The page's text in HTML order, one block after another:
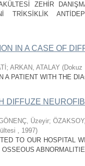
ZEHİR
IN A CASE OF
; ARKAN, ATALAY (
A PATIENT WITH THE
DIFFUZE
Üzeyir;
, 1997)
TO OUR HOSPITAL